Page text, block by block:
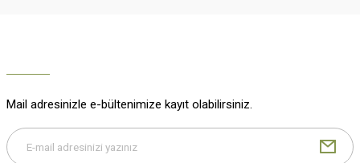
Mail adresinizle e-bültenimize kayıt olabilirsiniz.